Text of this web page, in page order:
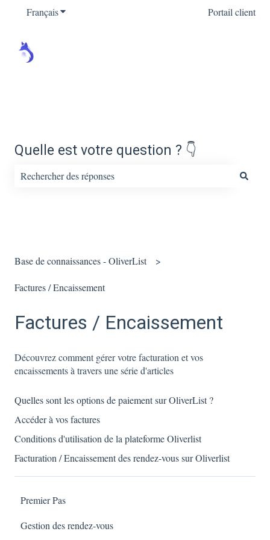
FrançaisAfficher le sous-menu pour les traductionsPortail client
Quelle est votre question ? 👇
Base de connaissances - OliverList
Factures / Encaissement
Factures / Encaissement
Découvrez comment gérer votre facturation et vos
encaissements à travers une série d'articles
Quelles sont les options de paiement sur OliverList ?
Accéder à vos factures
Conditions d'utilisation de la plateforme Oliverlist
Facturation / Encaissement des rendez-vous sur Oliverlist
Premier Pas
Gestion des rendez-vous